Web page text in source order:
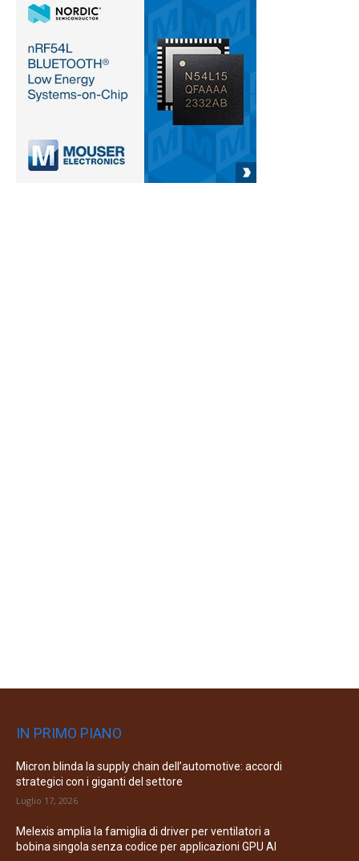
IN PRIMO PIANO
Micron blinda la supply chain dell’automotive: accordi
strategici con i giganti del settore
Luglio 17, 2026
Melexis amplia la famiglia di driver per ventilatori a
bobina singola senza codice per applicazioni GPU AI